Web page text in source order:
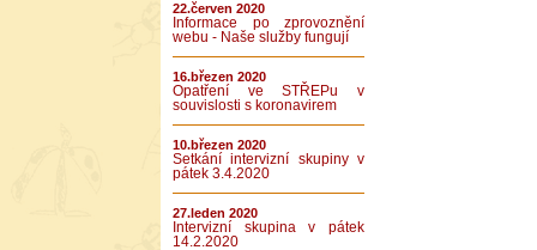
22.červen 2020
Informace po zprovoznění
webu - Naše služby fungují
16.březen 2020
Opatření ve STŘEPu v
souvislosti s koronavirem
10.březen 2020
Setkání intervizní skupiny v
pátek 3.4.2020
27.leden 2020
Intervizní skupina v pátek
14.2.2020